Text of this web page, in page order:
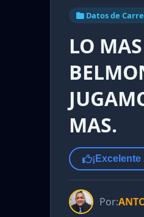
Datos de
LO
MAS.
Por: